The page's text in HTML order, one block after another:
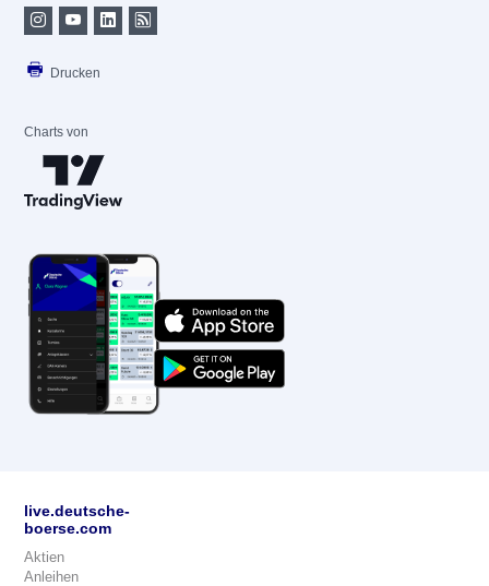
Drucken
Charts von
live.deutsche-
boerse.com
Aktien
Anleihen